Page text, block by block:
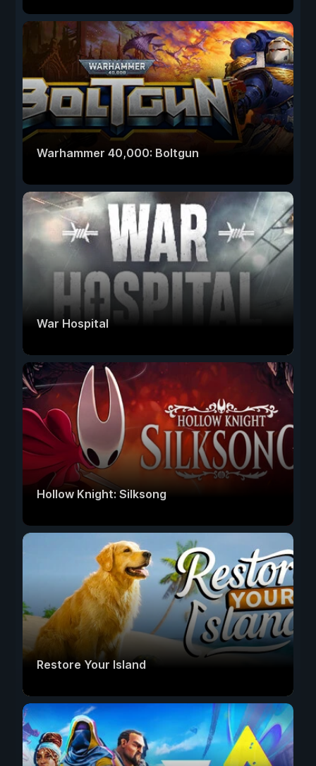
Warhammer 40,000: Boltgun
War Hospital
Hollow Knight: Silksong
Restore Your Island